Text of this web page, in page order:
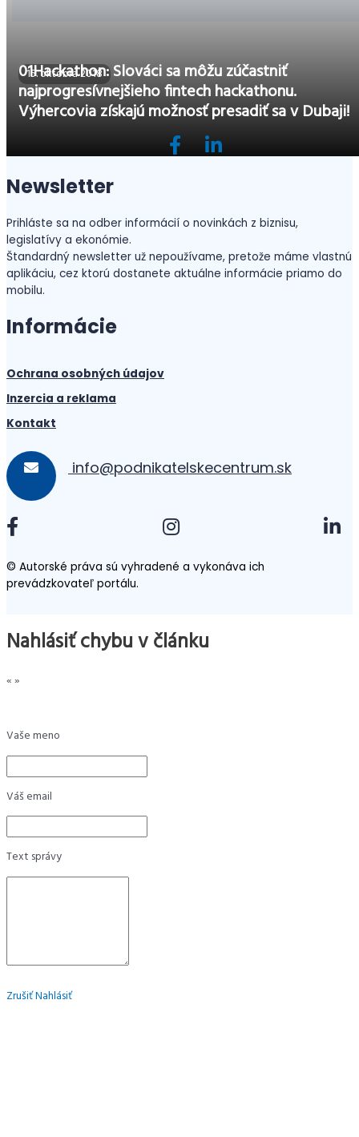
15. októbra 2018
01Hackathon: Slováci sa môžu zúčastniť
najprogresívnejšieho fintech hackathonu.
Výhercovia získajú možnosť presadiť sa v Dubaji!
Newsletter
Prihláste sa na odber informácií o novinkách z biznisu,
legislatívy a ekonómie.
Štandardný newsletter už nepoužívame, pretože máme vlastnú
aplikáciu, cez ktorú dostanete aktuálne informácie priamo do
mobilu.
Informácie
Ochrana osobných údajov
Inzercia a reklama
Kontakt
info@podnikatelskecentrum.sk
© Autorské práva sú vyhradené a vykonáva ich
prevádzkovateľ portálu.
Nahlásiť chybu v článku
«»
Vaše meno
Váš email
Text správy
ZrušiťNahlásiť